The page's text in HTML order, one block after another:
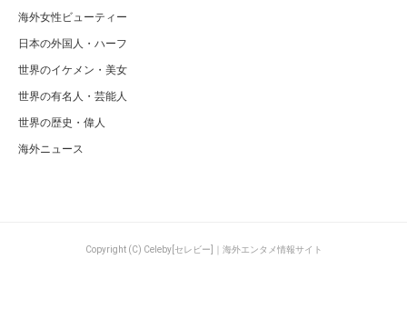
海外女性ビューティー
日本の外国人・ハーフ
世界のイケメン・美女
世界の有名人・芸能人
世界の歴史・偉人
海外ニュース
Copyright (C) Celeby[セレビー]｜海外エンタメ情報サイト